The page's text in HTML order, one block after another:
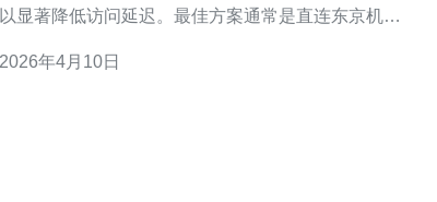
以显著降低访问延迟。最佳方案通常是直连东京机
署；最优方案是混合CN2 AU + CDN与智能路由；而
2026年4月10日